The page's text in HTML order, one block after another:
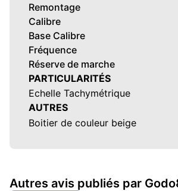
Remontage
Calibre
Base Calibre
Fréquence
Réserve de marche
PARTICULARITÉS
Echelle Tachymétrique
AUTRES
Boitier de couleur beige
Autres avis publiés par